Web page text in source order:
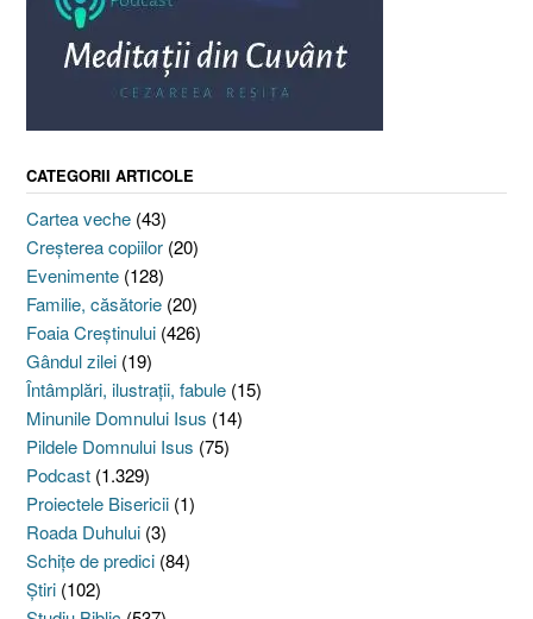
CATEGORII ARTICOLE
Cartea veche (43)
Creşterea copiilor (20)
Evenimente (128)
Familie, căsătorie (20)
Foaia Creştinului (426)
Gândul zilei (19)
Întâmplări, ilustraţii, fabule (15)
Minunile Domnului Isus (14)
Pildele Domnului Isus (75)
Podcast (1.329)
Proiectele Bisericii (1)
Roada Duhului (3)
Schiţe de predici (84)
Ştiri (102)